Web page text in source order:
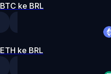
BTC ke BRL
ETH ke BRL